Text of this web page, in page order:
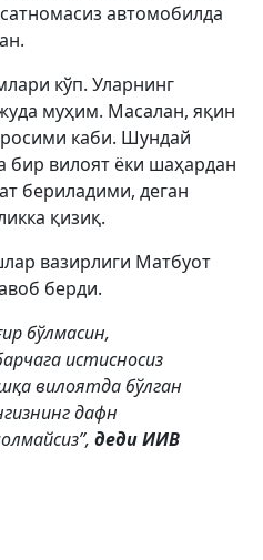
автомобилда
кўп. Уларнинг
муҳим. Масалан, яқин
каби. Шундай
бир вилоят ёки шаҳардан
бериладими, деган
қизиқ.
вазирлиги Матбуот
берди.
бўлмасин,
истисносиз
вилоятда бўлган
дафн
деди ИИВ